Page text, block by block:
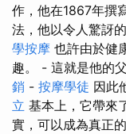
作，他在1867年撰
法，他以令人驚訝
學按摩 也許由於健
趣。 - 這就是他的
銷 - 按摩學徒 因此
立 基本上，它帶來
實，可以成為真正